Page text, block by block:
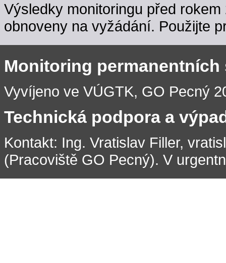
Výsledky monitoringu před
obnoveny na vyžádání. Použijte
Monitoring permanentních
Vyvíjeno ve VÚGTK, GO Pecný
Technická podpora a
Kontakt: Ing. Vratislav Filler,
(Pracoviště GO Pecný). V